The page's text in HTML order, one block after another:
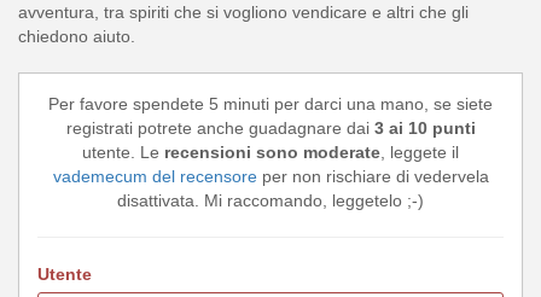
avventura, tra spiriti che si vogliono vendicare e altri che gli
chiedono aiuto.
Per favore spendete 5 minuti per darci una mano, se siete
registrati potrete anche guadagnare dai 3 ai 10 punti
utente. Le recensioni sono moderate , leggete il
vademecum del recensoreper non rischiare di vedervela
disattivata. Mi raccomando, leggetelo ;-)
Utente